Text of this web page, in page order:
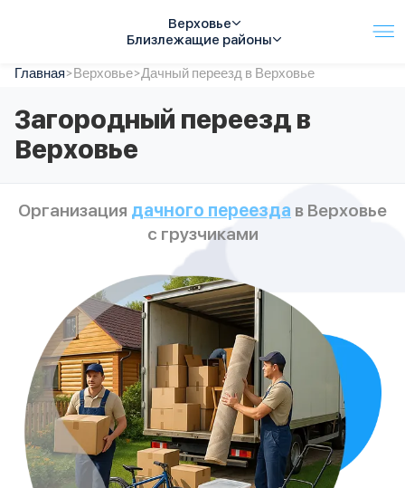
Верховье
Близлежащие районы
Услуги
Автопарк
Тарифы
Акции
Контакты
Главная>Верховье>Дачный переезд в Верховье
Загородный переезд в
Верховье
Организация дачного переезда в Верховье
с грузчиками